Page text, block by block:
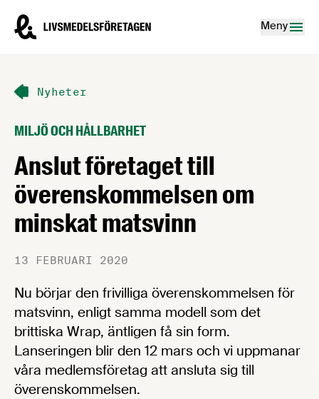
Livsmedelsföretagen – till startsidan
Meny
Nyheter
MILJÖ OCH HÅLLBARHET
Anslut företaget till
överenskommelsen om
minskat matsvinn
13 FEBRUARI 2020
Nu börjar den frivilliga överenskommelsen för
matsvinn, enligt samma modell som det
brittiska Wrap, äntligen få sin form.
Lanseringen blir den 12 mars och vi uppmanar
våra medlemsföretag att ansluta sig till
överenskommelsen.